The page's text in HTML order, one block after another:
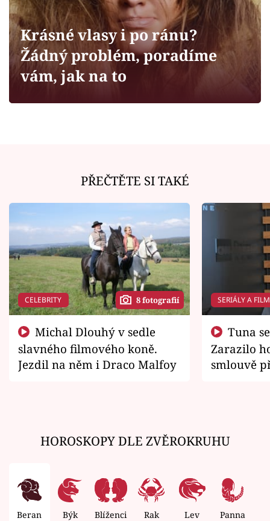
Sledujte prima+
Filmový festival Karlovy Vary
Sledujte nás
Krásné vlasy i po ránu?
Žádný problém, poradíme
vám, jak na to
PŘEČTĚTE SI TAKÉ
CELEBRITY 8 fotografií
slavného filmového koně.
Jezdil na něm i Draco Malfoy
SERIÁLY A
Zarazilo
smlouvě
HOROSKOPY DLE ZVĚROKRUHU
Beran Býk Blíženci Rak Lev Panna